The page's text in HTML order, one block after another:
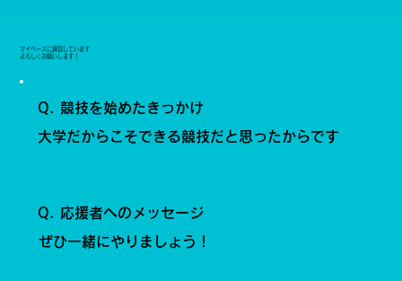
Q. 競技を始めたきっかけ
大学だからこそできる競技だと思ったからです
Q. 応援者へのメッセージ
ぜひ一緒にやりましょう！
マイペースに練習しています
よろしくお願いします！